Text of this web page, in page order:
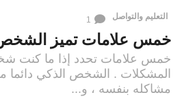
التعليم والتواصل 1
خمس علامات تميز
المشكلات . الشخص الذكي دائما
مشاكله بنفسه ، و...